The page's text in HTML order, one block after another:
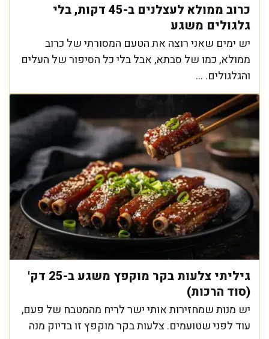
כרוב ממולא לעצלנים ב-45 דקות, בלי
גלגולים משגע
יש ימים שאני רוצה את הטעם המסורתי של כרוב
ממולא, כמו של סבתא, אבל בלי כל הסיפור של העלים
והגלגולים. ...
גיליתי צלעות בקר מוקפץ משגע ב-25 דק'
(סוד הרכות)
יש מנות שמחזירות אותי ישר לריח מהמטבח של פעם,
עוד לפני שטועמים. צלעות בקר מוקפץ זו בדיוק מנה